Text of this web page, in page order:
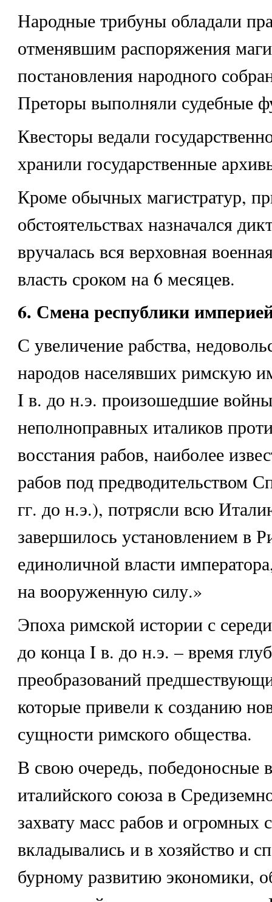
Народные трибуны обладали
отменявшим распоряжения
постановления народного
Преторы выполняли судебные
Квесторы ведали
хранили государственные
Кроме обычных магистратур,
обстоятельствах назначался
вручалась вся верховная
власть сроком на 6 месяцев.
6. Смена республики
С увеличение рабства,
народов населявших римскую
I в. до н.э. произошедшие войны
неполноправных италиков
восстания рабов, наиболее
рабов под предводительством
гг. до н.э.), потрясли всю
завершилось установлением в
единоличной власти
на вооруженную силу.»
Эпоха римской истории с
до конца I в. до н.э. – время
преобразований
которые привели к созданию
сущности римского общества.
В свою очередь, победоносные
италийского союза в
захвату масс рабов и огромных
вкладывались и в хозяйство и
бурному развитию экономики,